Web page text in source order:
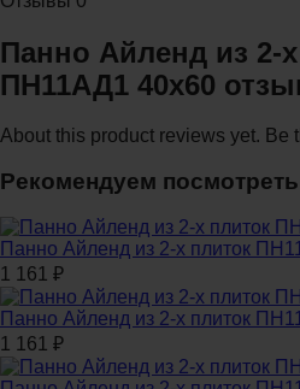
Панно Айленд из 2-
ПН11АД1 40x60
About this product reviews yet. Be
Рекомендуем посмотреть
Панно Айленд из 2-х плиток
1 161 ₽
Панно Айленд из 2-х плиток
1 161 ₽